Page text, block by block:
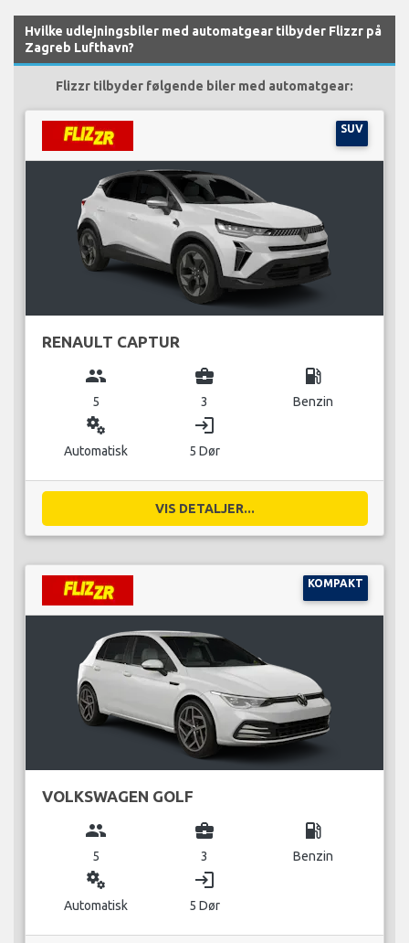
Hvilke udlejningsbiler med automatgear tilbyder Flizzr på
Zagreb Lufthavn?
Flizzr tilbyder følgende biler med automatgear:
SUV
RENAULT CAPTUR
group
5
business_center
3
local_gas_station
Benzin
miscellaneous_services
Automatisk
login
5 Dør
VIS DETALJER...
KOMPAKT
VOLKSWAGEN GOLF
group
5
business_center
3
local_gas_station
Benzin
miscellaneous_services
Automatisk
login
5 Dør